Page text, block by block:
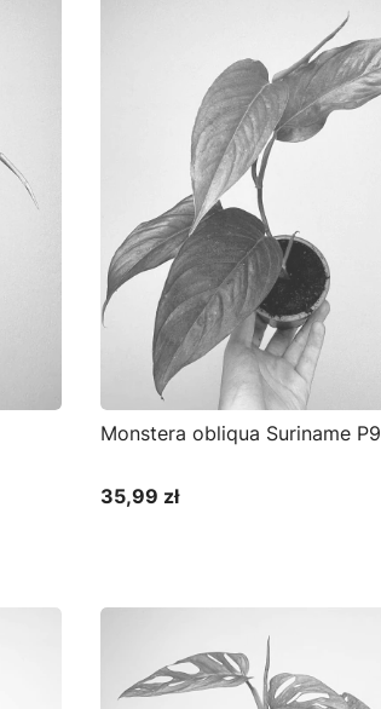
Monstera obliqua Suriname P9
Cena
35,99 zł